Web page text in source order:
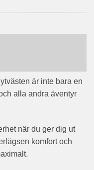
är inte bara en
alla andra äventyr
när du ger dig ut
komfort och